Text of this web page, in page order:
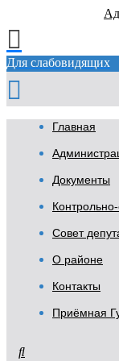
Для слабовидящих
Главная
Документы
Совет
О районе
Контакты
Приёмная